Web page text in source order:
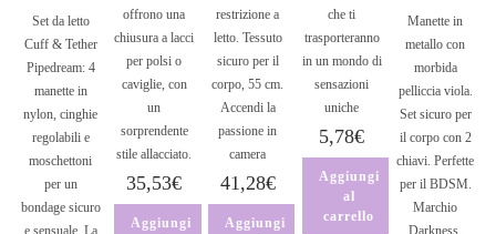
Set da letto
Cuff & Tether
Pipedream: 4
manette in
nylon, cinghie
regolabili e
moschettoni
per un
bondage sicuro
e sensuale. La
offrono una
chiusura a lacci
per polsi o
caviglie, con
un
sorprendente
stile allacciato.
35,53€
Aggiungi
restrizione a
letto. Tessuto
sicuro per il
corpo, 55 cm.
Accendi la
passione in
camera
41,28€
Aggiungi
che ti
trasporteranno
in un mondo di
sensazioni
uniche
5,78€
Aggiungi
al
carrello
Manette in
metallo con
morbida
pelliccia viola.
Set sicuro per
il corpo con 2
chiavi. Perfette
per il BDSM.
Marchio
Darkness.